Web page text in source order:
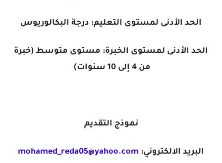
الحد الأدنى لمستوى التعليم: درجة البكالوريوس
الحد الأدنى لمستوى الخبرة: مستوى متوسط (خبرة
من 4 إلى 10 سنوات)
نموذج التقديم
البريد الالكتروني: mohamed_reda05@yahoo.com